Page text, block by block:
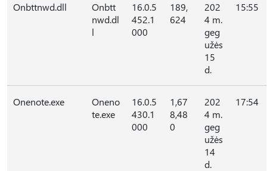
Onbttnwd.dll
Onbtt
nwd.dl
l
16.0.5
452.1
000
189,
624
202
4 m.
geg
užės
15
d.
15:55
Onenote.exe
Oneno
te.exe
16.0.5
430.1
000
1,67
8,48
0
202
4 m.
geg
užės
14
d.
17:54